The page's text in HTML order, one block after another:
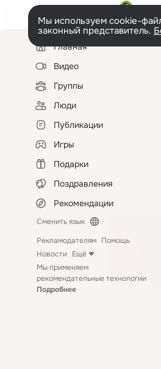
Мы используем cookie-
законный представитель.
Левая
колонкаГлавная
Видео
Группы
Люди
Публикации
Игры
Подарки
Поздравления
Рекомендации
Сменить язык
Рекламодателям Помощь
Новости Ещё
Мы применяем
рекомендательные технологии
Подробнее